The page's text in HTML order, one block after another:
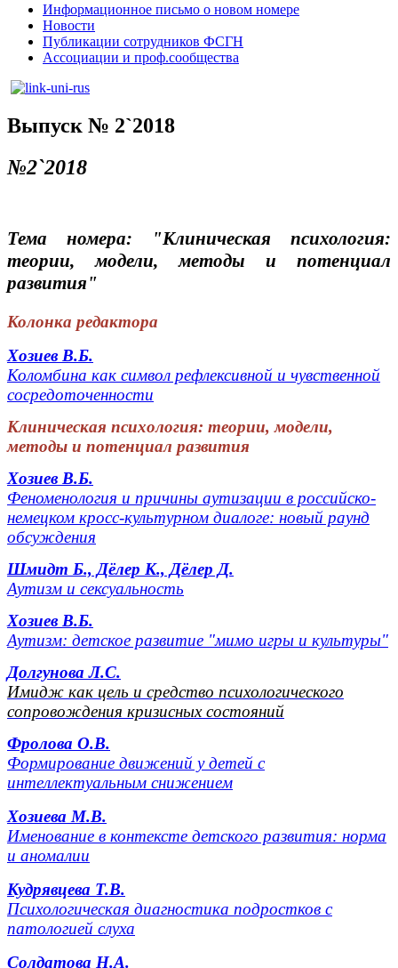
Информационное письмо о новом номере
Новости
Публикации сотрудников ФСГН
Ассоциации и проф.сообщества
Выпуск № 2`2018
№2`2018
Тема номера: "Клиническая психология:
теории, модели, методы и потенциал
развития"
Колонка редактора
Хозиев В.Б.
Коломбина как символ рефлексивной и чувственной
сосредоточенности
Клиническая психология: теории, модели,
методы и потенциал развития
Хозиев В.Б.
Феноменология и причины аутизации в российско-
немецком кросс-культурном диалоге: новый раунд
обсуждения
Шмидт Б., Дёлер К., Дёлер Д.
Аутизм и сексуальность
Хозиев В.Б.
Аутизм: детское развитие "мимо игры и культуры"
Долгунова Л.С.
Имидж как цель и средство психологического
сопровождения кризисных состояний
Фролова О.В.
Формирование движений у детей с
интеллектуальным снижением
Хозиева М.В.
Именование в контексте детского развития: норма
и аномалии
Кудрявцева Т.В.
Психологическая диагностика подростков с
патологией слуха
Солдатова Н.А.